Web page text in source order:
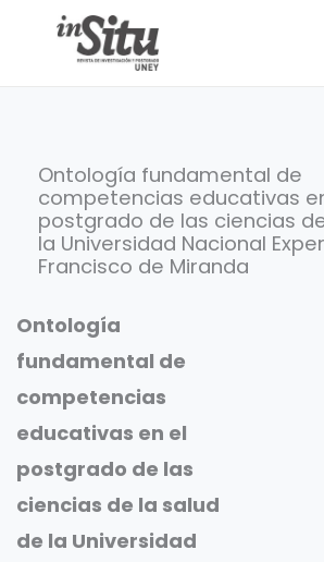
Ontología fundamental de
competencias educativas
postgrado de las ciencias
la Universidad Nacional
Francisco de Miranda
Ontología
fundamental de
competencias
educativas en el
postgrado de las
ciencias de la salud
de la Universidad